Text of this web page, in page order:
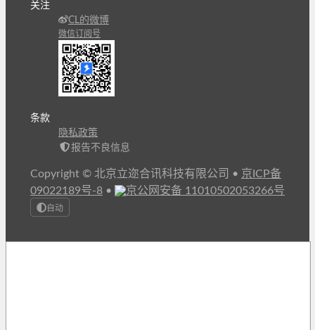
关注
CL的微博
微信订阅号
条款
隐私政策
报告不良信息
Copyright © 北京立迩合讯科技有限公司 • 京ICP备
09022189号-8 • 京公网安备 11010502053266号
自动